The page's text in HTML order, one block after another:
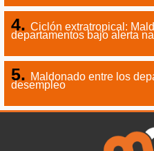
Ciclón extratropical:
departamentos bajo alerta
Maldonado entre los
desempleo